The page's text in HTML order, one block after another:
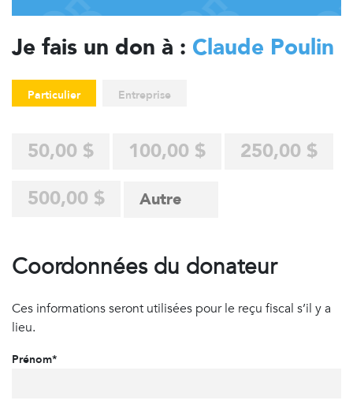
Je fais un don à : Claude Poulin
Particulier Entreprise
50,00 $ 100,00 $
250,00 $
500,00 $
Coordonnées du donateur
Ces informations seront utilisées pour le reçu fiscal s’il y a
lieu.
Prénom*